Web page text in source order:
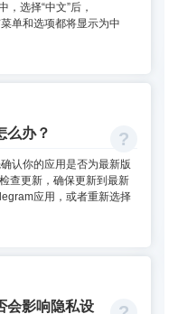
，选择“中文”后，
单和选项都将显示为中
么办？
认你的应用是否为最新版
查更新，确保更新到最新
应用，或者重新选择
会影响隐私设